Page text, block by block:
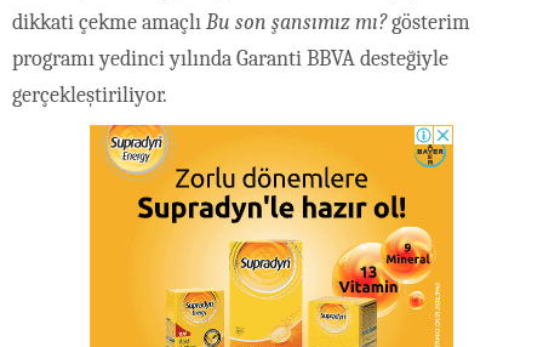
dikkati çekme amaçlıBu son şansımız mı?gösterim
programı yedinci yılında Garanti BBVA desteğiyle
gerçekleştiriliyor.